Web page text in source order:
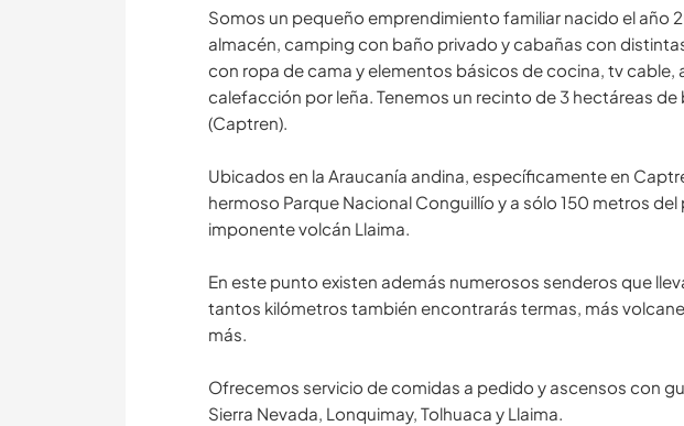
Somos un pequeño emprendimiento familiar nacido el año
almacén, camping con baño privado y cabañas con
con ropa de cama y elementos básicos de cocina, tv cable,
calefacción por leña. Tenemos un recinto de 3 hectáreas de
(Captren).
Ubicados en la Araucanía andina, específicamente en
hermoso Parque Nacional Conguillío y a sólo 150 metros
imponente volcán Llaima.
En este punto existen además numerosos senderos que
tantos kilómetros también encontrarás termas, más
más.
Ofrecemos servicio de comidas a pedido y ascensos con
Sierra Nevada, Lonquimay, Tolhuaca y Llaima.